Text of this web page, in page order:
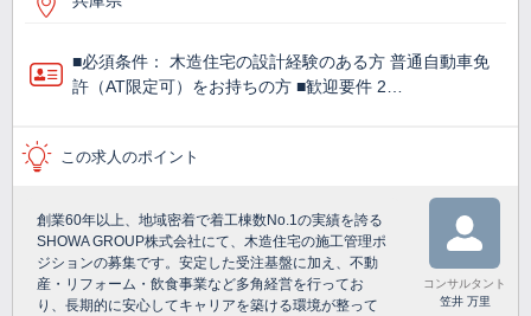
■必須条件： 木造住宅の設計経験のある方 普通自動車免
許（AT限定可）をお持ちの方 ■歓迎要件 2…
この求人のポイント
創業60年以上、地域密着で着工棟数No.1の実績を誇る
SHOWA GROUP株式会社にて、木造住宅の施工管理ポ
ジションの募集です。安定した受注基盤に加え、不動
産・リフォーム・飲食事業など多角経営を行ってお
り、長期的に安心してキャリアを築ける環境が整って
コンサルタント
笠井 万里